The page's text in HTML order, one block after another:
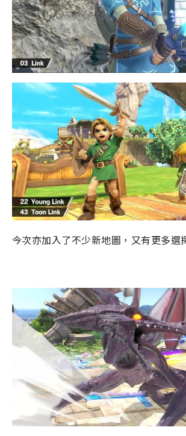
今次亦加入了不少新地圖，又有更多選